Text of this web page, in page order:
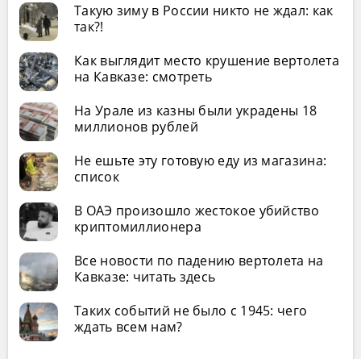
Такую зиму в России никто не ждал: как
так?!
Как выглядит место крушение вертолета
на Кавказе: смотреть
На Урале из казны были украдены 18
миллионов рублей
Не ешьте эту готовую еду из магазина:
список
В ОАЭ произошло жестокое убийство
криптомиллионера
Все новости по падению вертолета на
Кавказе: читать здесь
Таких событий не было с 1945: чего
ждать всем нам?